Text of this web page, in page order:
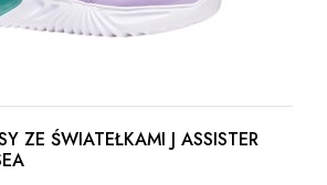
ZE ŚWIATEŁKAMI J ASSISTER